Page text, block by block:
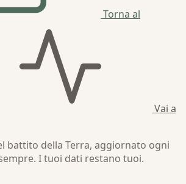
Torna al
Vai a
battito della Terra, aggiornato ogni
I tuoi dati restano tuoi.